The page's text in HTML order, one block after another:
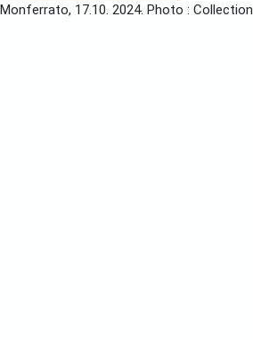
17.10. 2024. Photo : Collection